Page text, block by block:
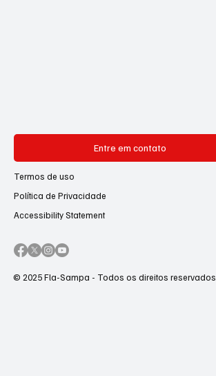
Entre em contato
Termos de uso
Política de Privacidade
Accessibility Statement
© 2025 Fla-Sampa - Todos os direitos reservados